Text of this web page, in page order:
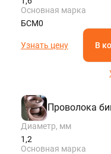
Основная марка
БСМ0
Узнать цену В
Проволока
Диаметр, мм
1,2
Основная марка